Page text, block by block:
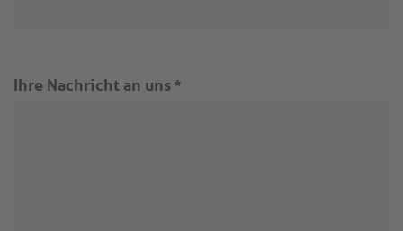
Ihre Nachricht an uns *